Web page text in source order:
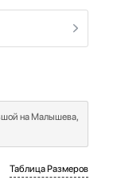
на Малышева,
Таблица Размеров